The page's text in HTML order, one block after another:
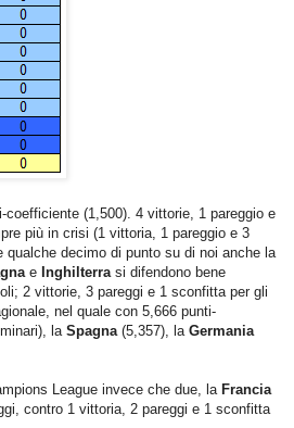
(1,500). 4 vittorie, 1 pareggio e
più in crisi (1 vittoria, 1 pareggio e 3
decimo di punto su di noi anche la
e Inghilterrasi difendono bene
2 vittorie, 3 pareggi e 1 sconfitta per gli
nel quale con 5,666 punti-
la Spagna(5,357), la Germania
League invece che due, la Francia
contro 1 vittoria, 2 pareggi e 1 sconfitta